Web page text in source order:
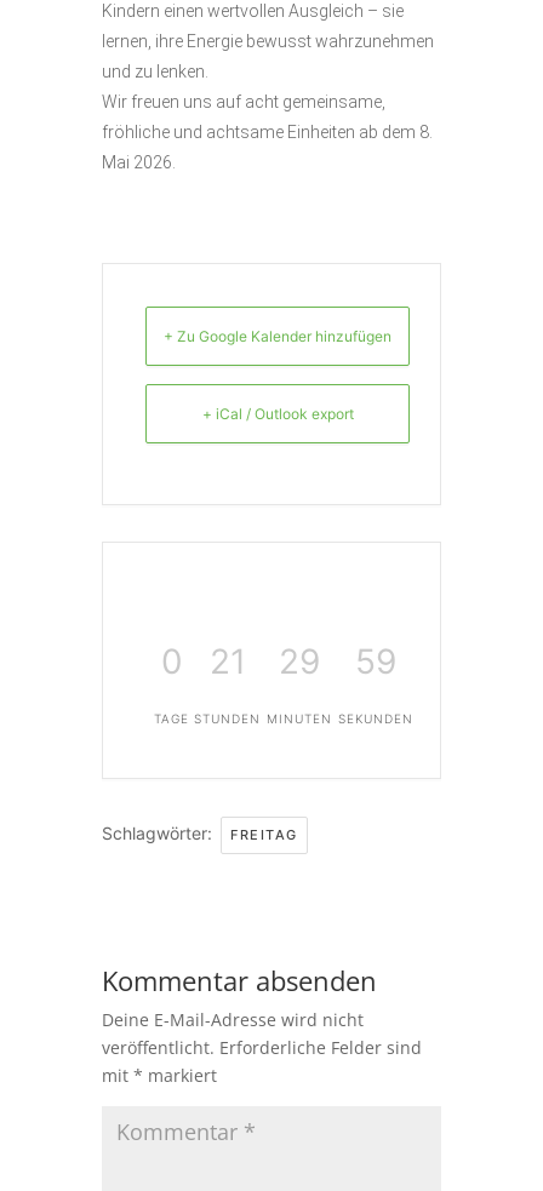
Kindern einen wertvollen Ausgleich – sie
lernen, ihre Energie bewusst wahrzunehmen
und zu lenken.
Wir freuen uns auf acht gemeinsame,
fröhliche und achtsame Einheiten ab dem 8.
Mai 2026.
+ Zu Google Kalender hinzufügen
+ iCal / Outlook export
0
TAGE
21
STUNDEN
29
MINUTEN
59
SEKUNDEN
Schlagwörter: FREITAG
Kommentar absenden
Deine E-Mail-Adresse wird nicht
veröffentlicht. Erforderliche Felder sind
mit * markiert